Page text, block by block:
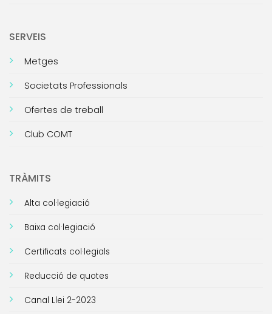
SERVEIS
Metges
Societats Professionals
Ofertes de treball
Club COMT
TRÀMITS
Alta col·legiació
Baixa col·legiació
Certificats col·legials
Reducció de quotes
Canal Llei 2-2023